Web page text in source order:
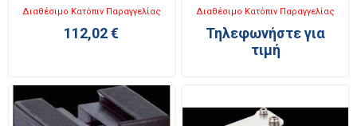
Διαθέσιμο Κατόπιν Παραγγελίας
112,02 €
Διαθέσιμο Κατόπιν Παραγγελίας
Τηλεφωνήστε για
τιμή